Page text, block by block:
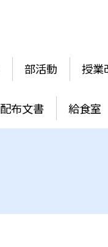
部活動 授業
配布文書 給食室